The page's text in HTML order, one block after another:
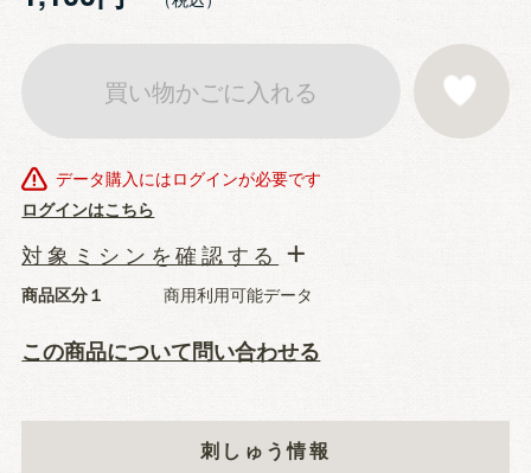
データ購入にはログインが必要です
買い物かごに入れる
ログインはこちら
お気に入りに登
商品区分１ 商用利用可能データ
この商品について問い合わせる
対象ミシンを確認する
刺しゅう情報